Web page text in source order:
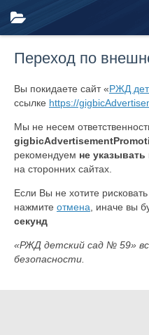
Переход по
Вы покидаете сайт «РЖД
ссылке https://
Мы не несем
рекомендуем не указывать
на сторонних сайтах.
Если Вы не хотите
нажмите отмена , иначе вы
секунд
«РЖД детский сад № 59»
безопасности.